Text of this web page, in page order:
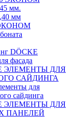
мм.
мм
ЭКОНОМ
DÖCKE
фасада
ЭЛЕМЕНТЫ ДЛЯ
САЙДИНГА
для
сайдинга
ЭЛЕМЕНТЫ ДЛЯ
ПАНЕЛЕЙ